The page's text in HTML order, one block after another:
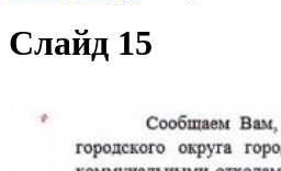
Слайд 15